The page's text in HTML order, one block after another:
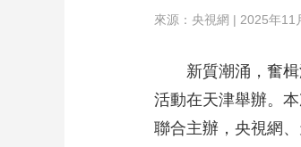
人民領袖習近平 聯播+ 熱解
小央視頻 小央直播
前線 比劃 快看
來源：央視網 | 2025年11
新質潮涌，奮楫津
活動在天津舉辦。
聯合主辦，央視網